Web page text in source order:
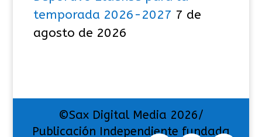
temporada 2026-2027 7 de
agosto de 2026
©Sax Digital Media 2026/
Publicación Independiente fundada